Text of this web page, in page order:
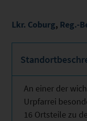
Lkr. Coburg, Reg.-
An einer der
Urpfarrei
16 Ortsteile zu